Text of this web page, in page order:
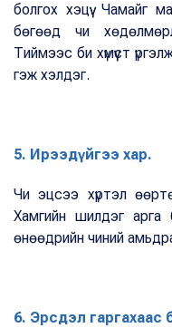
болгох хэцүү. Чамайг
бөгөөд чи
Тиймээс би хүмүүст
гэж хэлдэг.
5. Ирээдүйгээ хар.
Чи эцсээ хүртэл
Хамгийн шилдэг
өнөөдрийн чиний
6. Эрсдэл гаргахаас